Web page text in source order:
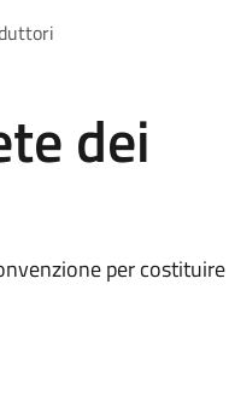
dei
per costituire